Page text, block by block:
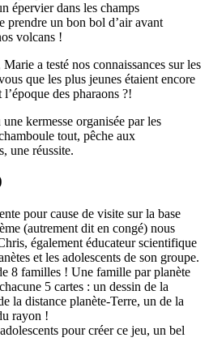
épervier dans les champs
prendre un bon bol d’air avant
volcans !
a testé nos connaissances sur les
que les plus jeunes étaient encore
des pharaons ?!
kermesse organisée par les
tout, pêche aux
une réussite.
pour cause de visite sur la base
(autrement dit en congé) nous
également éducateur scientifique
et les adolescents de son groupe.
8 familles ! Une famille par planète
5 cartes : un dessin de la
la distance planète-Terre, un de la
rayon !
pour créer ce jeu, un bel